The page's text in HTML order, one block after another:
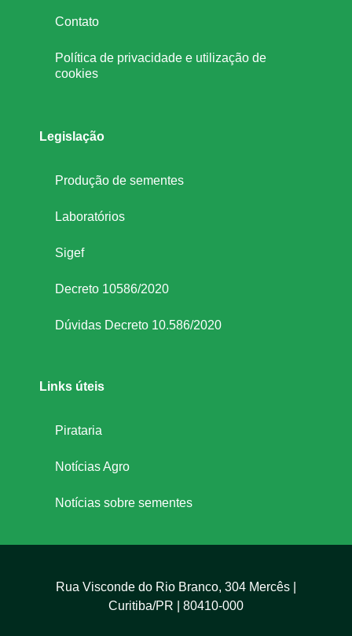
Contato
Política de privacidade e utilização de
cookies
Legislação
Produção de sementes
Laboratórios
Sigef
Decreto 10586/2020
Dúvidas Decreto 10.586/2020
Links úteis
Pirataria
Notícias Agro
Notícias sobre sementes
Rua Visconde do Rio Branco, 304 Mercês |
Curitiba/PR | 80410-000